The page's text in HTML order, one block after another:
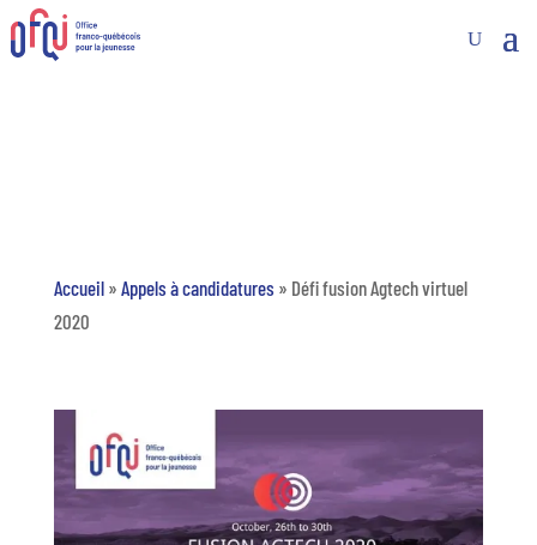
Accueil» Appels à candidatures» Défi fusion Agtech virtuel
2020